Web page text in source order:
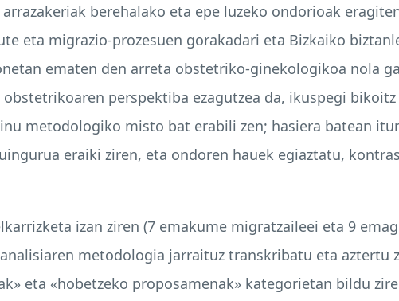
berehalako eta epe luzeko ondorioak
eta migrazio-prozesuen gorakadari eta Bizkaiko
ematen den arreta obstetriko-ginekologikoa nola
perspektiba ezagutzea da, ikuspegi
metodologiko misto bat erabili zen; hasiera batean
eraiki ziren, eta ondoren hauek egiaztatu,
izan ziren (7 emakume migratzaileei eta 9
metodologia jarraituz transkribatu eta aztertu
eta «hobetzeko proposamenak» kategorietan bildu